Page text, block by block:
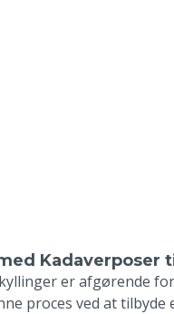
Kadaverposer
er afgørende
proces ved at